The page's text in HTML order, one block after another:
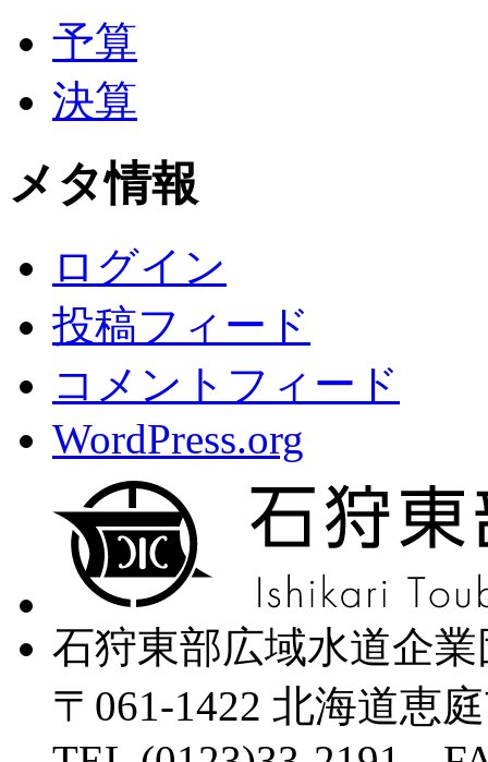
予算
決算
メタ情報
ログイン
投稿フィード
コメントフィード
WordPress.org
石狩東部広域水道企
〒061-1422 北海道恵